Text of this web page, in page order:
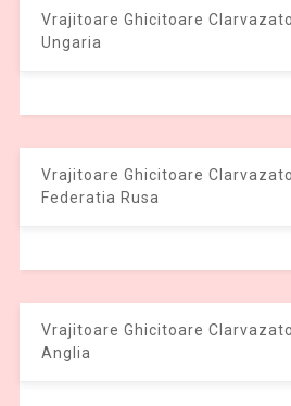
Vrajitoare Ghicitoare
Ungaria
Vrajitoare Ghicitoare
Federatia Rusa
Vrajitoare Ghicitoare
Anglia